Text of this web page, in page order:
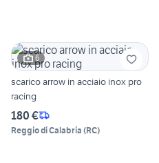
6
scarico arrow in acciaio inox pro
racing
180 €
Reggio di Calabria (RC)